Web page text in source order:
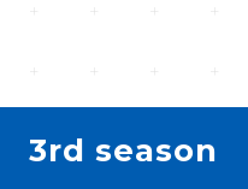
3rd season